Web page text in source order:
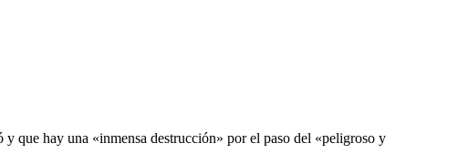
que hay una «inmensa destrucción» por el paso del «peligroso y